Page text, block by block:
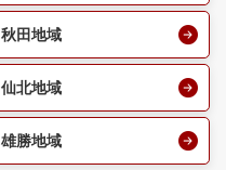
秋田地域
仙北地域
雄勝地域